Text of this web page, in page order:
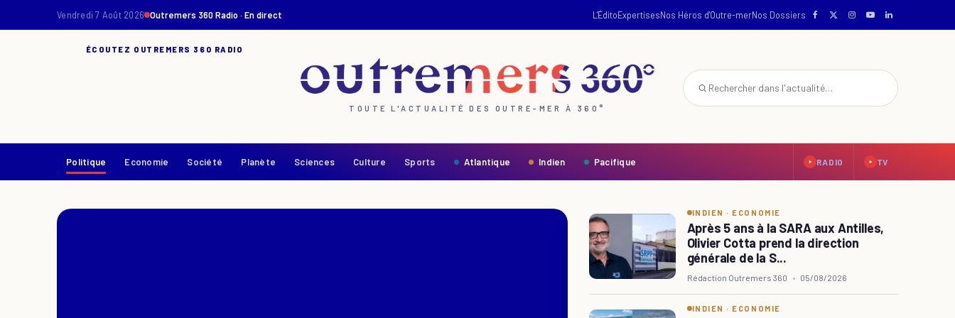
Vendredi 7 Août 2026 Outremers 360 Radio · En direct L'ÉditoExpertisesNos Héros d'Outre-merNos Dossiers
ÉCOUTEZ OUTREMERS 360 RADIO
TOUTE L'ACTUALITÉ DES OUTRE-MER À 360°
Politique Economie Société Planète Sciences Culture Sports Atlantique Indien Pacifique RADIO TV
INDIEN · ECONOMIE
Après 5 ans à la SARA aux Antilles,
Olivier Cotta prend la direction
générale de la S...
Rédaction Outremers 360 • 05/08/2026
INDIEN · ECONOMIE